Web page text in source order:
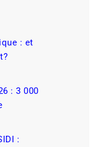
: et
: 3 000
: